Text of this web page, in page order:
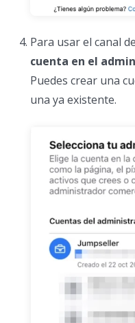
Para usar el canal
cuenta en el
Puedes crear una
una ya existente.